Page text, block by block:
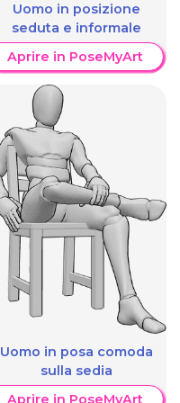
Uomo in posizione
seduta e informale
Aprire in PoseMyArt
Uomo in posa comoda
sulla sedia
Aprire in PoseMyArt